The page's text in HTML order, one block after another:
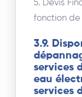
5. Devis
fonction
3.9.
services
eau
services